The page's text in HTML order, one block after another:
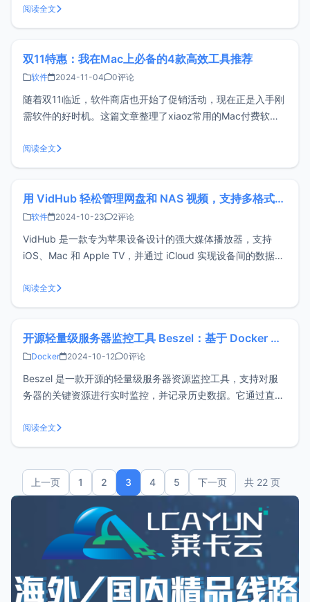
AppCleaner，这款小巧但功能强大的工具能帮你一键卸载应
用程序及其相关文件。AppCleaner特点一键卸载：只需将应
阅读全文
双11特惠：我在Mac上必备的4款高效工具推荐
软件 2024-11-04 0评论
随着双11临近，软件商店也开始了促销活动，现在正是入手刚
需软件的好时机。这篇文章整理了xiaoz常用的Mac付费软件
率，感兴趣的话可以看看，或许正是你需要的！注意：以下软
件仅支持MacOS平台！！！QSpace - 高效多视图文件管理器
阅读全文
用 VidHub 轻松管理网盘和 NAS 视频，支持多格式与高清 4K 播放
软件 2024-10-23 2评论
VidHub 是一款专为苹果设备设计的强大媒体播放器，支持
iOS、Mac 和 Apple TV，并通过 iCloud 实现设备间的数据同
能够播放高清 4K 视频和 HDR 内容，提供流畅的观影体验。
VidHub 还支持字幕挂载和调
阅读全文
开源轻量级服务器监控工具 Beszel：基于 Docker 的安装与使用指南
Docker 2024-10-12 0评论
Beszel 是一款开源的轻量级服务器资源监控工具，支持对服
务器的关键资源进行实时监控，并记录历史数据。它通过直观
Docker 容器的运行状态，帮助用户更好地了解容器的性能表
现。除此之外，Beszel 还具备告警功能，能在系统出现异常
阅读全文
上一页 1 2 3 4 5 下一页 共 22 页